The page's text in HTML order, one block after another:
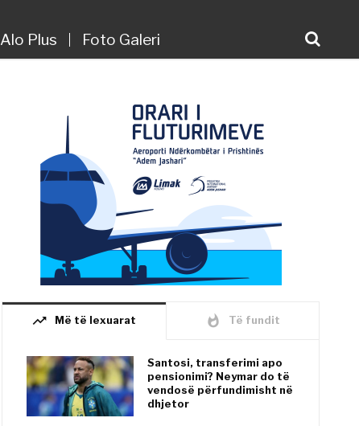
Alo Plus Foto Galeri
trending_up Më të lexuarat whatshot Të fundit
Santosi, transferimi apo
pensionimi? Neymar do të
vendosë përfundimisht në
dhjetor